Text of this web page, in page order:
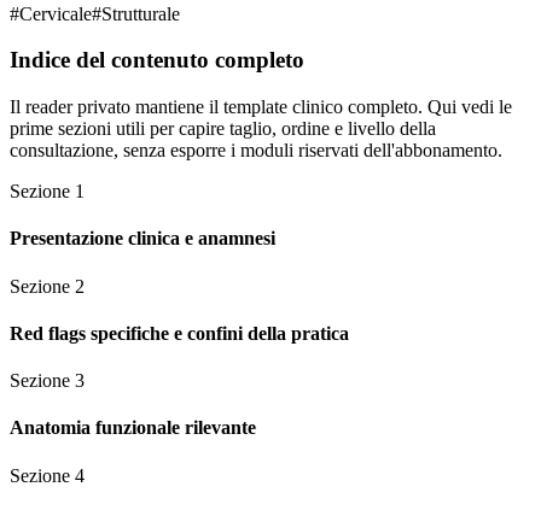
#Cervicale#Strutturale
Indice del contenuto completo
Il reader privato mantiene il template clinico completo. Qui vedi le
prime sezioni utili per capire taglio, ordine e livello della
consultazione, senza esporre i moduli riservati dell'abbonamento.
Sezione 1
Presentazione clinica e anamnesi
Sezione 2
Red flags specifiche e confini della pratica
Sezione 3
Anatomia funzionale rilevante
Sezione 4